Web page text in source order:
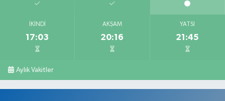
İKINDI
17:03
AKŞAM
20:16
YATSI
21:45
Aylık Vakitler